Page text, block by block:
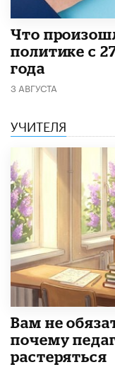
​Что
политике с
года
3 АВГУСТА
УЧИТЕЛЯ
​Вам не
почему
растеряться